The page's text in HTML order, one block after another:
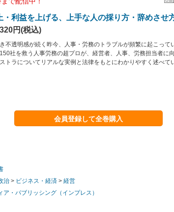
・利益を上げる、上手な人の採り方・辞めさせ
円(税込)
不透明感が続く昨今、人事・労務のトラブルが頻繁に起こって
社を救う人事労務の超プロが、経営者、人事、労務担当者に
トラについてリアルな実例と法律をもとにわかりやすく述べて
会員登録して全巻購入
治 > ビジネス・経済 > 経営
ア・パブリッシング（インプレス）